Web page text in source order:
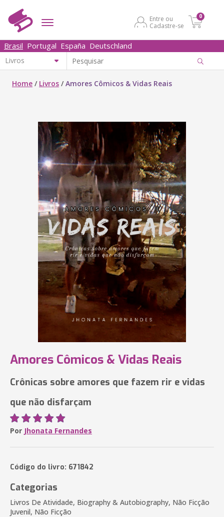
Entre ou
Cadastre-se
0
Brasil Portugal España Deutschland
Home / Livros /Amores Cômicos & Vidas Reais
Amores Cômicos & Vidas Reais
Crônicas sobre amores que fazem rir e vidas
que não disfarçam
Por Jhonata Fernandes
Código do livro: 671842
Categorias
Livros De Atividade, Biography & Autobiography, Não Ficção
Juvenil, Não Ficção